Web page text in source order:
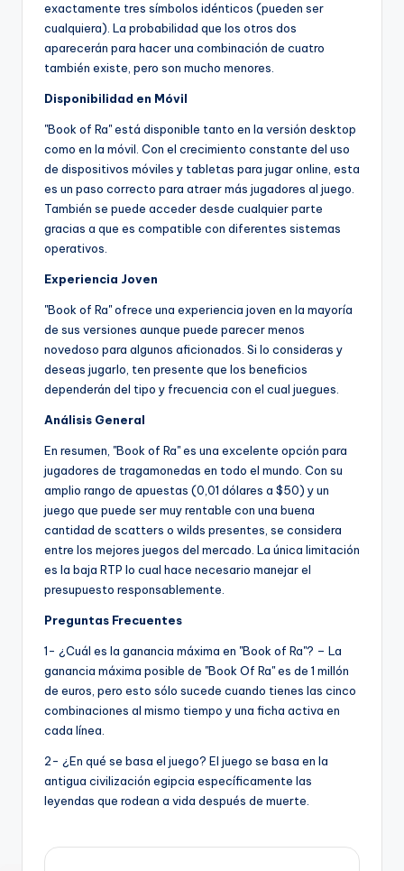
exactamente tres símbolos idénticos (pueden ser
cualquiera). La probabilidad que los otros dos
aparecerán para hacer una combinación de cuatro
también existe, pero son mucho menores.
Disponibilidad en Móvil
"Book of Ra" está disponible tanto en la versión desktop
como en la móvil. Con el crecimiento constante del uso
de dispositivos móviles y tabletas para jugar online, esta
es un paso correcto para atraer más jugadores al juego.
También se puede acceder desde cualquier parte
gracias a que es compatible con diferentes sistemas
operativos.
Experiencia Joven
"Book of Ra" ofrece una experiencia joven en la mayoría
de sus versiones aunque puede parecer menos
novedoso para algunos aficionados. Si lo consideras y
deseas jugarlo, ten presente que los beneficios
dependerán del tipo y frecuencia con el cual juegues.
Análisis General
En resumen, "Book of Ra" es una excelente opción para
jugadores de tragamonedas en todo el mundo. Con su
amplio rango de apuestas (0,01 dólares a $50) y un
juego que puede ser muy rentable con una buena
cantidad de scatters o wilds presentes, se considera
entre los mejores juegos del mercado. La única limitación
es la baja RTP lo cual hace necesario manejar el
presupuesto responsablemente.
Preguntas Frecuentes
1- ¿Cuál es la ganancia máxima en "Book of Ra"? – La
ganancia máxima posible de "Book Of Ra" es de 1 millón
de euros, pero esto sólo sucede cuando tienes las cinco
combinaciones al mismo tiempo y una ficha activa en
cada línea.
2- ¿En qué se basa el juego? El juego se basa en la
antigua civilización egipcia específicamente las
leyendas que rodean a vida después de muerte.